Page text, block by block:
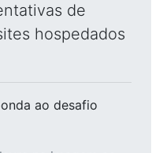
de
hospedados
ao desafio